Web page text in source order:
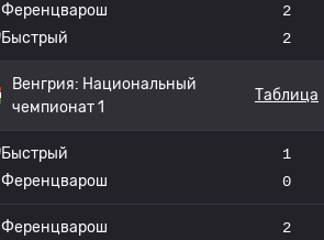
Ференцварош
Быстрый
2
2
Венгрия: Национальный
чемпионат 1
Таблица
Быстрый
Ференцварош
1
0
Ференцварош
2